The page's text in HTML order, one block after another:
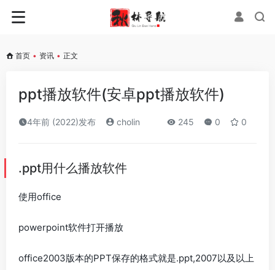
首页 • 资讯 • 正文
ppt播放软件(安卓ppt播放软件)
4年前 (2022)发布 cholin 245 0 0
.ppt用什么播放软件
使用office
powerpoint软件打开播放
office2003版本的PPT保存的格式就是.ppt,2007以及以上